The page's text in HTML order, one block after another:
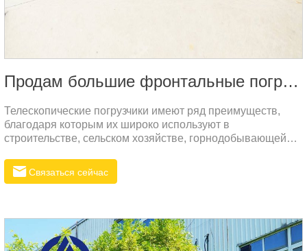
Продам большие фронтальные погрузчики
Телескопические погрузчики имеют ряд преимуществ,
благодаря которым их широко используют в
строительстве, сельском хозяйстве, горнодобывающей
основных преимуществ:Повышение безопасности:
Конструкция телескопической стрелы позволяет
оснащены защитными устройствами, что дополнительно
повышает безопасность.
Связаться сейчас